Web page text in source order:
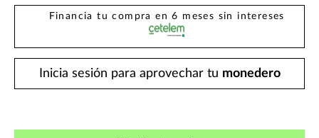
Financia tu compra en 6 meses sin intereses
Inicia sesión para aprovechar tu monedero